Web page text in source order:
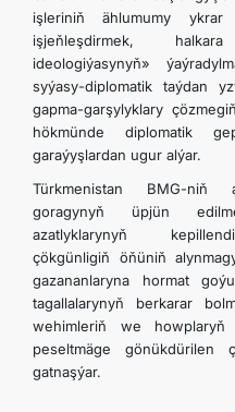
işleriniň ählumumy
işjeňleşdirmek,
ideologiýasynyň»
syýasy-diplomatik taýdan
gapma-garşylyklary
hökmünde diplomatik
garaýyşlardan ugur alýar.
Türkmenistan BMG-niň
goragynyň üpjün
azatlyklarynyň
çökgünligiň öňüniň
gazananlaryna hormat
tagallalarynyň berkarar
wehimleriň we
peseltmäge gönükdürilen
gatnaşýar.